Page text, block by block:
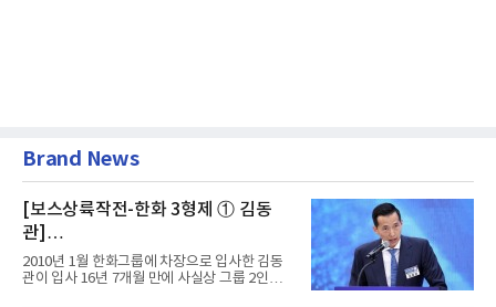
Brand News
[보스상륙작전-한화 3형제 ① 김동
관]
입사 16년 만에 수석부회장 … 경영승
계 ‘초읽기’
2010년 1월 한화그룹에 차장으로 입사한 김동
관이 입사 16년 7개월 만에 사실상 그룹 2인자